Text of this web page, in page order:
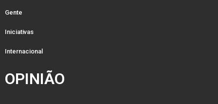
Gente
Iniciativas
Internacional
OPINIÃO